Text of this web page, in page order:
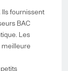
Ils fournissent
BAC
Les
meilleure